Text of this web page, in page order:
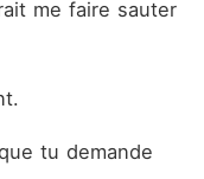
me faire sauter
tu demande